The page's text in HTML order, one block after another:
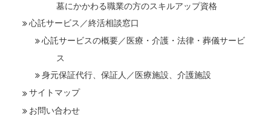
墓にかかわる職業の方のスキルアップ資格
心託サービス／終活相談窓口
心託サービスの概要／医療・介護・法律・葬儀サービ
ス
身元保証代行、保証人／医療施設、介護施設
サイトマップ
お問い合わせ